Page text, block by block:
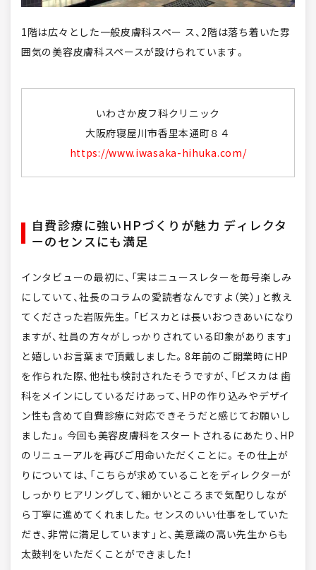
1階は広々とした一般皮膚科スペー ス、2階は落ち着いた雰
囲気の美容皮膚科スペースが設けられています。
いわさか皮フ科クリニック
大阪府寝屋川市香里本通町８４
https://www.iwasaka-hihuka.com/
自費診療に強いHPづくりが魅力 ディレクタ
ーのセンスにも満足
インタビューの最初に、「実はニュースレターを毎号楽しみ
にしていて、社長のコラムの愛読者なんですよ（笑）」と教え
てくださった岩阪先生。「ビスカとは長いおつきあいになり
ますが、社員の方々がしっかりされている印象があります」
と嬉しいお言葉まで頂戴しました。8年前のご開業時にHP
を作られた際、他社も検討されたそうですが、「ビスカは 歯
科をメインにしているだけあって、HPの作り込みやデザイ
ン性も含めて自費診療に対応できそうだと感じてお願いし
ました」。今回も美容皮膚科をスタートされるにあたり、HP
のリニューアルを再びご用命いただくことに。その仕上が
りについては、「こちらが求めていることをディレクターが
しっかりヒアリングして、細かいところまで気配りしなが
ら丁寧に進めてくれました。センスのいい仕事をしていた
だき、非常に満足しています」と、美意識の高い先生からも
太鼓判をいただくことができました！